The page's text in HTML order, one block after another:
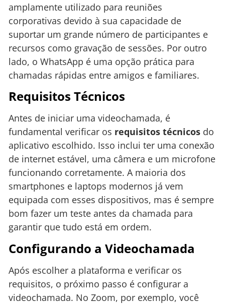
amplamente utilizado para reuniões
corporativas devido à sua capacidade de
suportar um grande número de participantes e
recursos como gravação de sessões. Por outro
lado, o WhatsApp é uma opção prática para
chamadas rápidas entre amigos e familiares.
Requisitos Técnicos
Antes de iniciar uma videochamada, é
fundamental verificar os requisitos técnicos do
aplicativo escolhido. Isso inclui ter uma conexão
de internet estável, uma câmera e um microfone
funcionando corretamente. A maioria dos
smartphones e laptops modernos já vem
equipada com esses dispositivos, mas é sempre
bom fazer um teste antes da chamada para
garantir que tudo está em ordem.
Configurando a Videochamada
Após escolher a plataforma e verificar os
requisitos, o próximo passo é configurar a
videochamada. No Zoom, por exemplo, você